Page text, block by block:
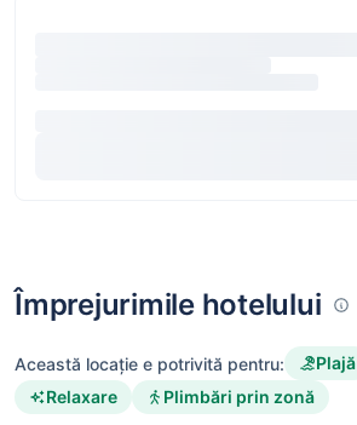
Împrejurimile hotelului
Această locație e potrivită pentru: Plajă
Relaxare
Plimbări prin zonă